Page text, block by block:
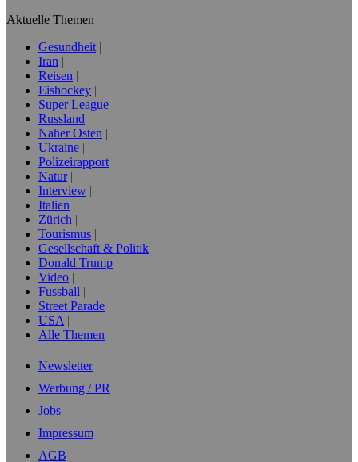
Aktuelle Themen
Gesundheit
Iran
Reisen
Eishockey
Super League
Russland
Naher Osten
Ukraine
Polizeirapport
Natur
Interview
Italien
Zürich
Tourismus
Gesellschaft & Politik
Donald Trump
Video
Fussball
Street Parade
USA
Alle Themen
Newsletter
Werbung / PR
Jobs
Impressum
AGB